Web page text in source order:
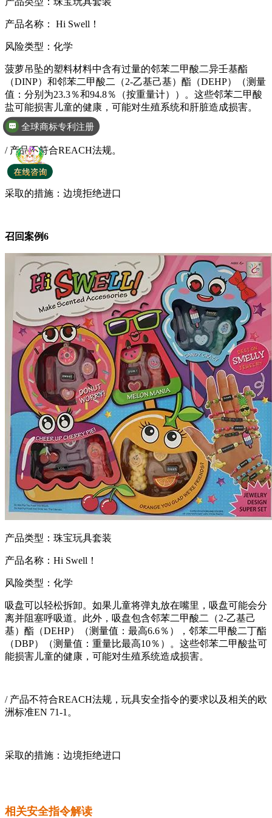
产品名称： Hi Swell！
风险类型：化学
菠萝吊坠的塑料材料中含有过量的邻苯二甲酸二异壬基酯
（DINP）和邻苯二甲酸二（2-乙基己基）酯（DEHP）（测量
值：分别为23.3％和94.8％（按重量计））。这些邻苯二甲酸
盐可能损害儿童的健康，可能对生殖系统和肝脏造成损害。
/ 产品不符合REACH法规。
采取的措施：边境拒绝进口
召回案例6
产品类型：珠宝玩具套装
产品名称：Hi Swell！
风险类型：化学
吸盘可以轻松拆卸。如果儿童将弹丸放在嘴里，吸盘可能会分
离并阻塞呼吸道。此外，吸盘包含邻苯二甲酸二（2-乙基己
基）酯（DEHP）（测量值：最高6.6％），邻苯二甲酸二丁酯
（DBP）（测量值：重量比最高10％）。这些邻苯二甲酸盐可
能损害儿童的健康，可能对生殖系统造成损害。
/ 产品不符合REACH法规，玩具安全指令的要求以及相关的欧
洲标准EN 71-1。
采取的措施：边境拒绝进口
相关安全指令解读
全球商标专利注册